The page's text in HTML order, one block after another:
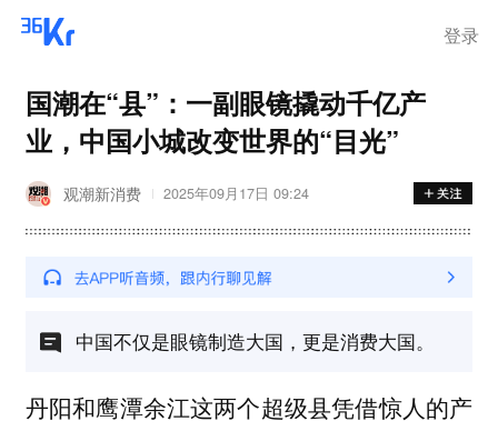
登录
国潮在“县”：一副眼镜撬动千亿产
业，中国小城改变世界的“目光”
观潮新消费 2025年09月17日 09:24
中国不仅是眼镜制造大国，更是消费大国。
丹阳和鹰潭余江这两个超级县凭借惊人的产